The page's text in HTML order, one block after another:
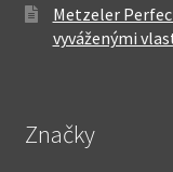
Metzeler
vyváženými
Značky